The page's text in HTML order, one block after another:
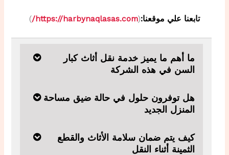
تابعنا علي موقعنا:(
https://harbynaqlasas.com/
)
ما أهم ما يميز خدمة نقل أثاث كبار
السن في هذه الشركة
هل توفرون حلول في حالة ضيق مساحة
المنزل الجديد
كيف يتم ضمان سلامة الأثاث والقطع
الثمينة أثناء النقل